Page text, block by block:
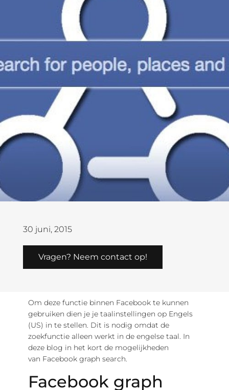
30 juni, 2015
Vragen? Neem contact op!
Om deze functie binnen Facebook te kunnen
gebruiken dien je je taalinstellingen op Engels
(US) in te stellen. Dit is nodig omdat de
zoekfunctie alleen werkt in de engelse taal. In
deze blog in het kort de mogelijkheden
van Facebook graph search.
Facebook graph